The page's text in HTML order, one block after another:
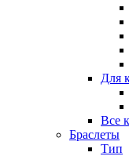
Для
Все
Браслеты
Тип